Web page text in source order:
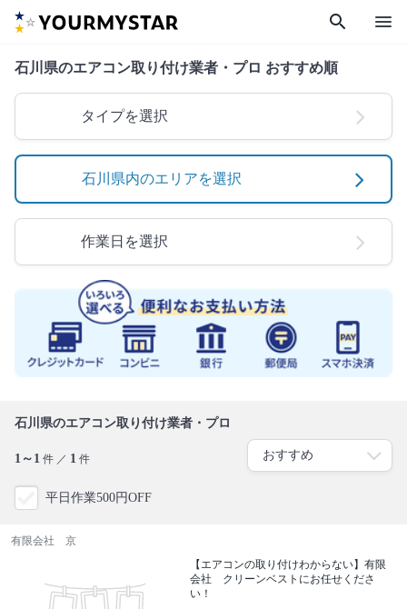
search menu
石川県のエアコン取り付け業者・プロ おすすめ順
タイプを選択
石川県内のエリアを選択
作業日を選択
石川県のエアコン取り付け業者・プロ
1～1 件 ／ 1 件
平日作業500円OFF
有限会社 京
【エアコンの取り付けわからない】有限
会社 クリーンベストにお任せくださ
い！